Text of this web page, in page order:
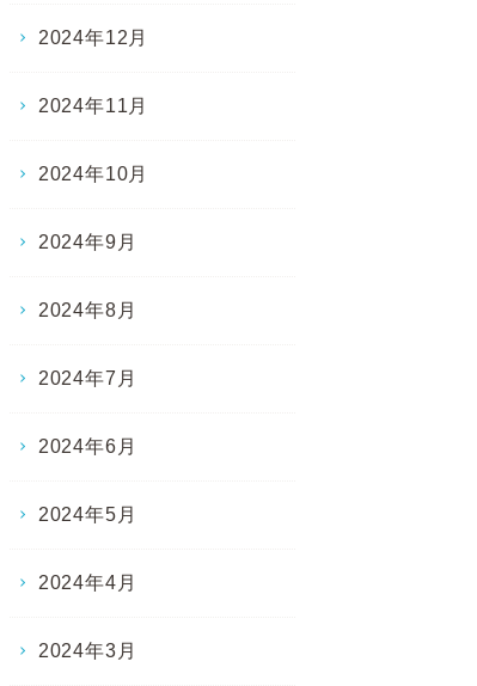
2024年12月
2024年11月
2024年10月
2024年9月
2024年8月
2024年7月
2024年6月
2024年5月
2024年4月
2024年3月